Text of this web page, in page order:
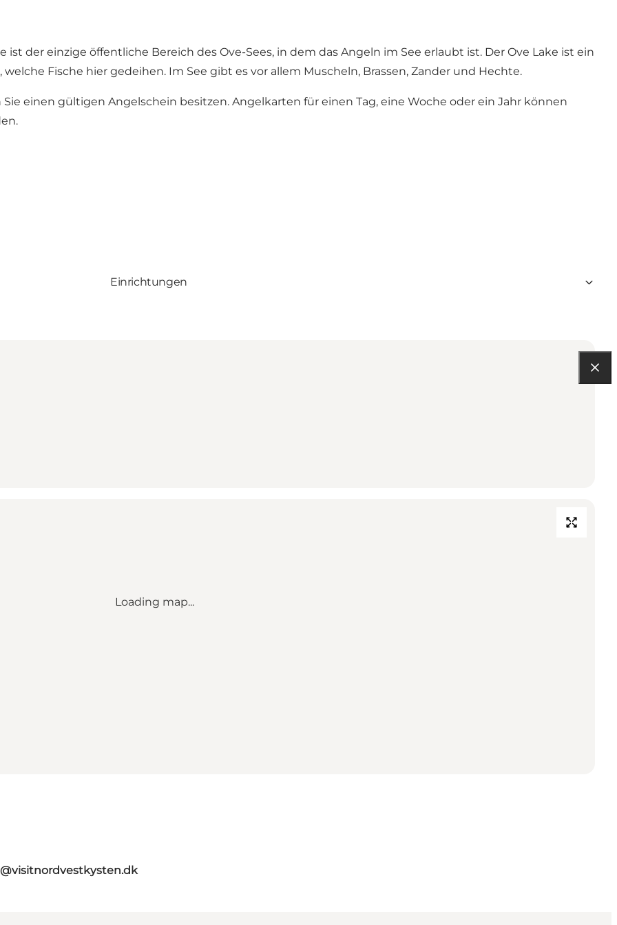
ist der einzige öffentliche Bereich des Ove-Sees, in dem das Angeln im See erlaubt ist. Der Ove Lake ist ein
Fische hier gedeihen. Im See gibt es vor allem Muscheln, Brassen, Zander und Hechte.
Sie einen gültigen Angelschein besitzen. Angelkarten für einen Tag, eine Woche oder ein Jahr können
Einrichtungen
Loading map...